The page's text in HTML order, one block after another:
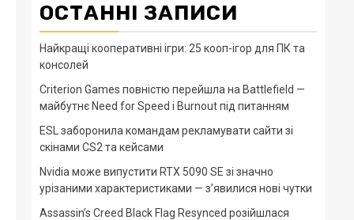
ОСТАННІ ЗАПИСИ
Найкращі кооперативні ігри: 25 кооп-ігор для ПК та
консолей
Criterion Games повністю перейшла на Battlefield —
майбутнє Need for Speed і Burnout під питанням
ESL заборонила командам рекламувати сайти зі
скінами CS2 та кейсами
Nvidia може випустити RTX 5090 SE зі значно
урізаними характеристиками — з’явилися нові чутки
Assassin’s Creed Black Flag Resynced розійшлася